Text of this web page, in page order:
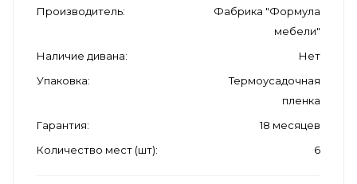
Производитель
Фабрика "Формула
мебели"
Наличие дивана
Нет
Упаковка
Термоусадочная
пленка
Гарантия
18 месяцев
Количество мест (шт)
6